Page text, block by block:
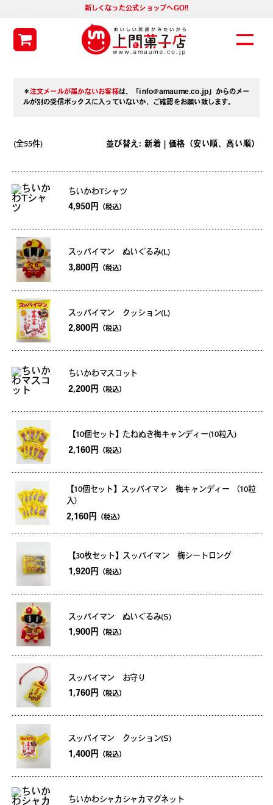
新しくなった公式ショップへGO!!
＊注文メールが届かないお客様は、「info@amaume.co.jp」からのメー
ルが別の受信ボックスに入っていないか、ご確認をお願い致します。
(全55件) 並び替え: 新着 | 価格（安い順 、 高い順）
ちいかわTシャツ
4,950円 （税込）
スッパイマン ぬいぐるみ(L)
3,800円 （税込）
スッパイマン クッション(L)
2,800円 （税込）
ちいかわマスコット
2,200円 （税込）
【10個セット】たねぬき梅キャンディー(10粒入)
2,160円 （税込）
【10個セット】スッパイマン 梅キャンディー （10粒
入）
2,160円 （税込）
【30枚セット】スッパイマン 梅シートロング
1,920円 （税込）
スッパイマン ぬいぐるみ(S)
1,900円 （税込）
スッパイマン お守り
1,760円 （税込）
スッパイマン クッション(S)
1,400円 （税込）
ちいかわシャカシャカマグネット